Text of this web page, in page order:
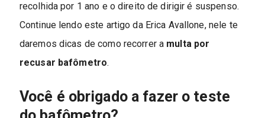
recolhida por 1 ano e o direito de dirigir é suspenso.
Continue lendo este artigo da Erica Avallone, nele te
daremos dicas de como recorrer a multa por
recusar bafômetro.
Você é obrigado a fazer o teste